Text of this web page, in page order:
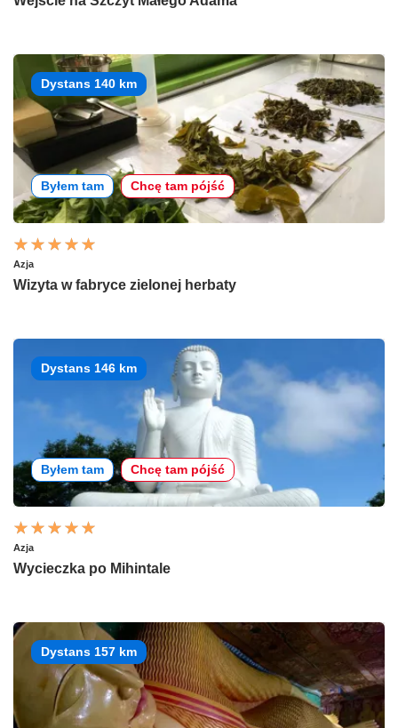
Dystans 140 km
Byłem tam Chcę tam pójść
Azja
Wizyta w fabryce zielonej herbaty
Dystans 146 km
Byłem tam Chcę tam pójść
Azja
Wycieczka po Mihintale
Dystans 157 km